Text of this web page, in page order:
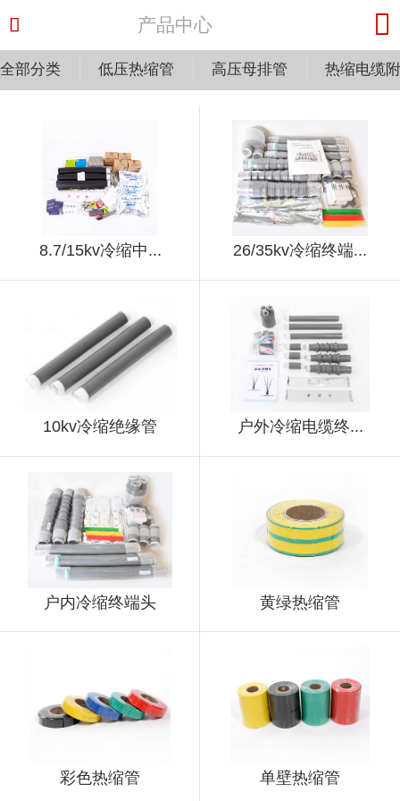
 产品中心 
全部分类 低压热缩管 高压母排管 热缩电缆
8.7/15kv冷缩中... 26/35kv冷缩终端...
10kv冷缩绝缘管 户外冷缩电缆终...
户内冷缩终端头 黄绿热缩管
彩色热缩管 单壁热缩管